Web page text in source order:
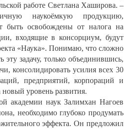
работе Светлана Хаширова. –
наукоёмкую продукцию,
быть освобождены от налога на
входящие в консорциум, будут
«Наука». Понимаю, что сложно
задачу, только объединившись,
консолидировать усилия всех 30
предприятий, корпораций и
уровень развития.
академии наук Залимхан Нагоев
необходимо глубоко продумать
эффекта. Он предложил